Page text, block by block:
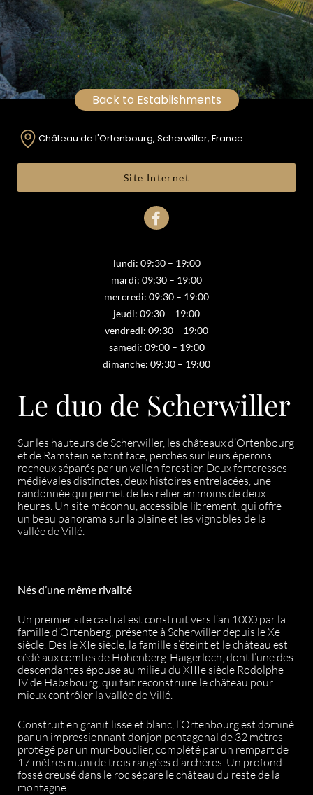
Back to Establishments
Château de l'Ortenbourg, Scherwiller, France
Site Internet
lundi: 09:30 – 19:00
mardi: 09:30 – 19:00
mercredi: 09:30 – 19:00
jeudi: 09:30 – 19:00
vendredi: 09:30 – 19:00
samedi: 09:00 – 19:00
dimanche: 09:30 – 19:00
Le duo de Scherwiller
Sur les hauteurs de Scherwiller, les châteaux d’Ortenbourg
et de Ramstein se font face, perchés sur leurs éperons
rocheux séparés par un vallon forestier. Deux forteresses
médiévales distinctes, deux histoires entrelacées, une
randonnée qui permet de les relier en moins de deux
heures. Un site méconnu, accessible librement, qui offre
un beau panorama sur la plaine et les vignobles de la
vallée de Villé.
Nés d’une même rivalité
Un premier site castral est construit vers l’an 1000 par la
famille d’Ortenberg, présente à Scherwiller depuis le Xe
siècle. Dès le XIe siècle, la famille s’éteint et le château est
cédé aux comtes de Hohenberg-Haigerloch, dont l’une des
descendantes épouse au milieu du XIIIe siècle Rodolphe
IV de Habsbourg, qui fait reconstruire le château pour
mieux contrôler la vallée de Villé.
Construit en granit lisse et blanc, l’Ortenbourg est dominé
par un impressionnant donjon pentagonal de 32 mètres
protégé par un mur-bouclier, complété par un rempart de
17 mètres muni de trois rangées d’archères. Un profond
fossé creusé dans le roc sépare le château du reste de la
montagne.